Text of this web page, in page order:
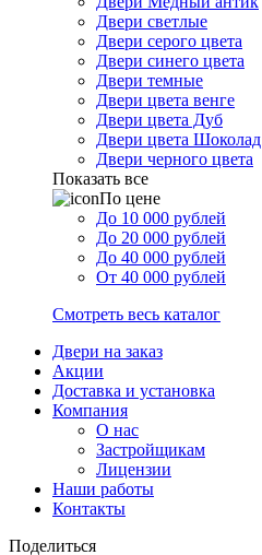
Двери светлые
Двери серого цвета
Двери синего цвета
Двери темные
Двери цвета венге
Двери цвета Дуб
Двери цвета Шоколад
Двери черного цвета
Показать все
По цене
До 10 000 рублей
До 20 000 рублей
До 40 000 рублей
От 40 000 рублей
Смотреть весь каталог
Двери на заказ
Акции
Доставка и установка
Компания
О нас
Застройщикам
Лицензии
Наши работы
Контакты
Поделиться